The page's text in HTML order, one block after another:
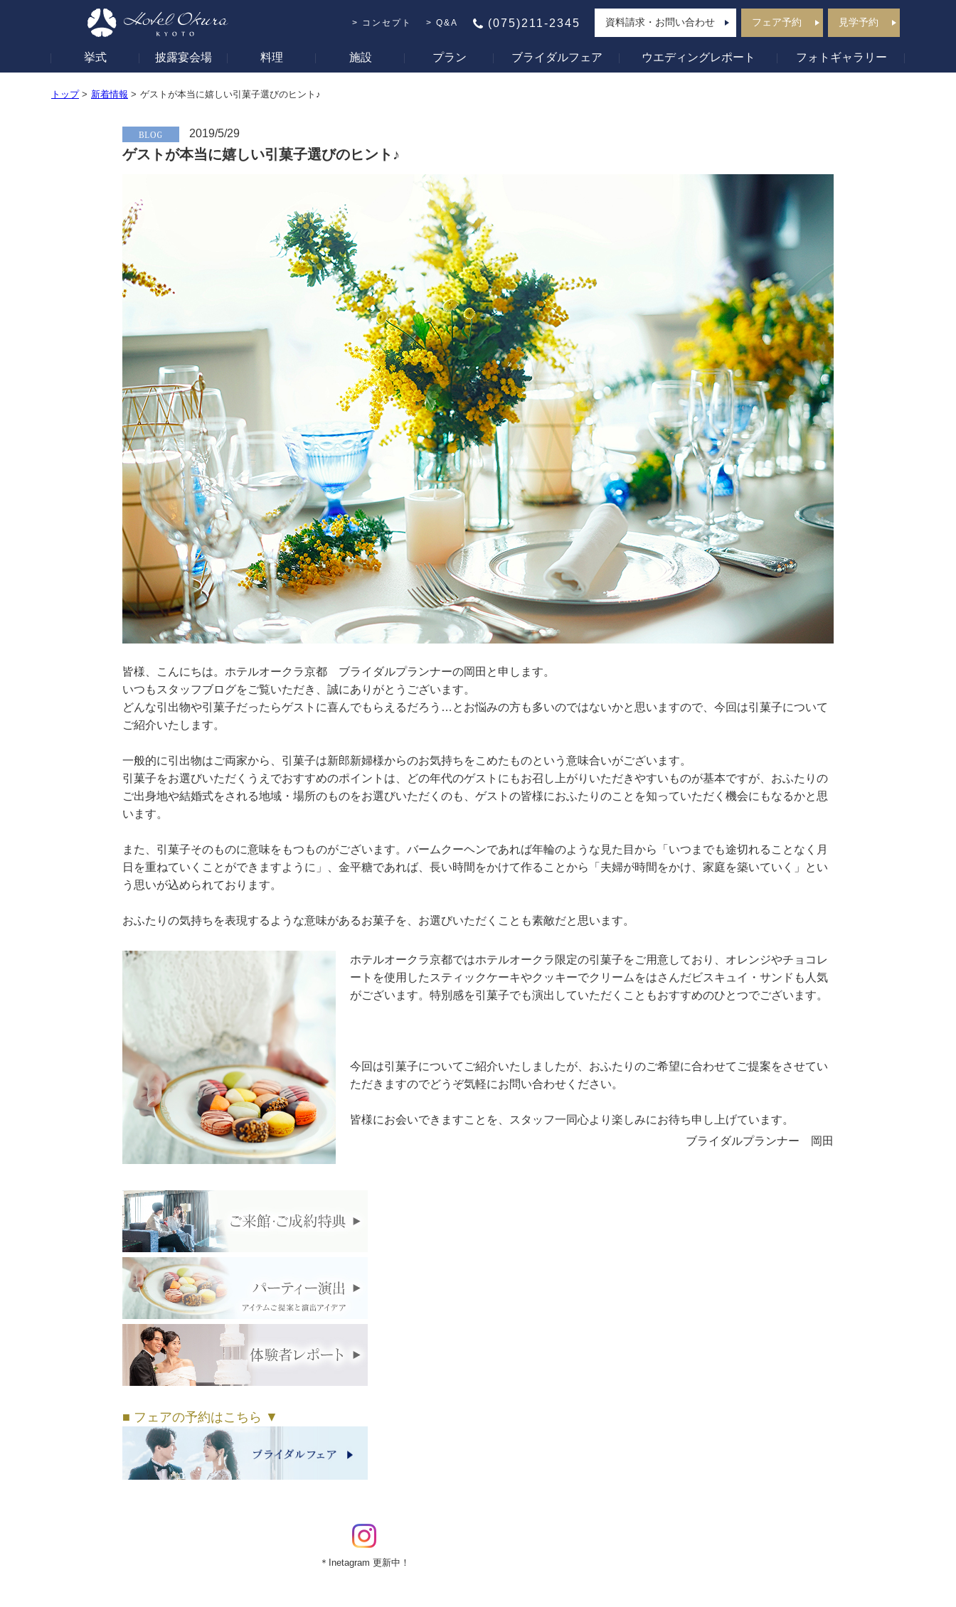
コンセプト Q&A (075)211-2345 資料請求・お問い合わせ フェア予約 見学予約
挙式 披露宴会場 料理 施設 プラン ブライダルフェア ウエディングレポート フォトギャラリー
トップ> 新着情報 > ゲストが本当に嬉しい引菓子選びのヒント♪
2019/5/29
ゲストが本当に嬉しい引菓子選びのヒント♪
皆様、こんにちは。ホテルオークラ京都 ブライダルプランナーの岡田と申します。
いつもスタッフブログをご覧いただき、誠にありがとうございます。
どんな引出物や引菓子だったらゲストに喜んでもらえるだろう…とお悩みの方も多いのではないかと思いますので、今回は引菓子について
ご紹介いたします。
一般的に引出物はご両家から、引菓子は新郎新婦様からのお気持ちをこめたものという意味合いがございます。
引菓子をお選びいただくうえでおすすめのポイントは、どの年代のゲストにもお召し上がりいただきやすいものが基本ですが、おふたりの
ご出身地や結婚式をされる地域・場所のものをお選びいただくのも、ゲストの皆様におふたりのことを知っていただく機会にもなるかと思
います。
また、引菓子そのものに意味をもつものがございます。バームクーヘンであれば年輪のような見た目から「いつまでも途切れることなく月
日を重ねていくことができますように」、金平糖であれば、長い時間をかけて作ることから「夫婦が時間をかけ、家庭を築いていく」とい
う思いが込められております。
おふたりの気持ちを表現するような意味があるお菓子を、お選びいただくことも素敵だと思います。
ホテルオークラ京都ではホテルオークラ限定の引菓子をご用意しており、オレンジやチョコレ
ートを使用したスティックケーキやクッキーでクリームをはさんだビスキュイ・サンドも人気
がございます。特別感を引菓子でも演出していただくこともおすすめのひとつでございます。
今回は引菓子についてご紹介いたしましたが、おふたりのご希望に合わせてご提案をさせてい
ただきますのでどうぞ気軽にお問い合わせください。
皆様にお会いできますことを、スタッフ一同心より楽しみにお待ち申し上げています。
ブライダルプランナー 岡田
■ フェアの予約はこちら ▼
＊Inetagram 更新中！